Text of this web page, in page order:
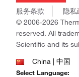
商标
政策和通知
Gibco
Ion Torrent
Unity Lab Services
Patheon
PPD
服务条款 隐私
© 2006-2026
reserved. All
Scientific and its
China | 中国
Select Language: